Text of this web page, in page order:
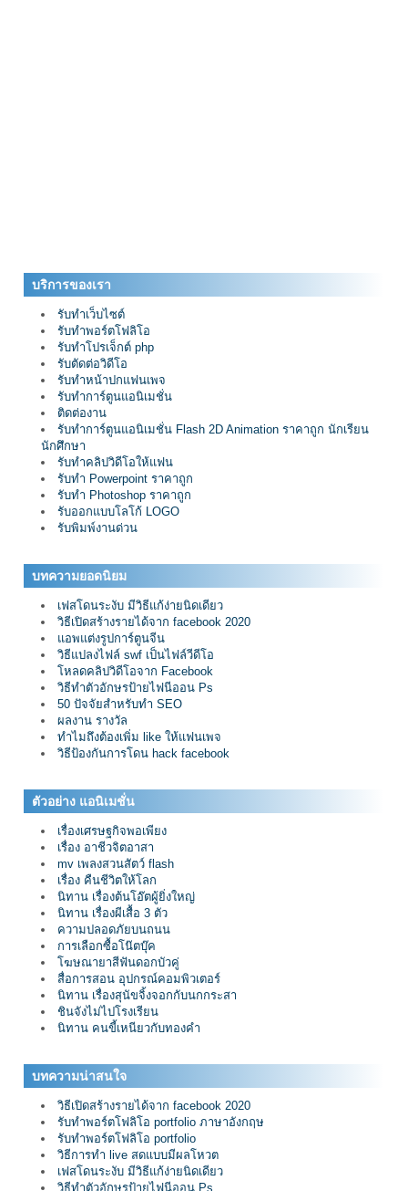
บริการของเรา
รับทำเว็บไซต์
รับทำพอร์ตโฟลิโอ
รับทำโปรเจ็กต์ php
รับตัดต่อวิดีโอ
รับทำหน้าปกแฟนเพจ
รับทำการ์ตูนแอนิเมชั่น
ติดต่องาน
รับทำการ์ตูนแอนิเมชั่น Flash 2D Animation ราคาถูก นักเรียน
นักศึกษา
รับทำคลิปวิดีโอให้แฟน
รับทำ Powerpoint ราคาถูก
รับทำ Photoshop ราคาถูก
รับออกแบบโลโก้ LOGO
รับพิมพ์งานด่วน
บทความยอดนิยม
เฟสโดนระงับ มีวิธีแก้ง่ายนิดเดียว
วิธีเปิดสร้างรายได้จาก facebook 2020
แอพแต่งรูปการ์ตูนจีน
วิธีแปลงไฟล์ swf เป็นไฟล์วีดีโอ
โหลดคลิปวิดีโอจาก Facebook
วิธีทำตัวอักษรป้ายไฟนีออน Ps
50 ปัจจัยสำหรับทำ SEO
ผลงาน รางวัล
ทำไมถึงต้องเพิ่ม like ให้แฟนเพจ
วิธีป้องกันการโดน hack facebook
ตัวอย่าง แอนิเมชั่น
เรื่องเศรษฐกิจพอเพียง
เรื่อง อาชีวจิตอาสา
mv เพลงสวนสัตว์ flash
เรื่อง คืนชีวิตให้โลก
นิทาน เรื่องต้นโอ๊ตผู้ยิ่งใหญ่
นิทาน เรื่องผีเสื้อ 3 ตัว
ความปลอดภัยบนถนน
การเลือกซื้อโน๊ตบุ๊ค
โฆษณายาสีฟันดอกบัวคู่
สื่อการสอน อุปกรณ์คอมพิวเตอร์
นิทาน เรื่องสุนัขจิ้งจอกกับนกกระสา
ชินจังไม่ไปโรงเรียน
นิทาน คนขี้เหนียวกับทองคำ
บทความน่าสนใจ
วิธีเปิดสร้างรายได้จาก facebook 2020
รับทำพอร์ตโฟลิโอ portfolio ภาษาอังกฤษ
รับทำพอร์ตโฟลิโอ portfolio
วิธีการทำ live สดแบบมีผลโหวต
เฟสโดนระงับ มีวิธีแก้ง่ายนิดเดียว
วิธีทำตัวอักษรป้ายไฟนีออน Ps